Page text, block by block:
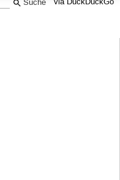
via DuckDuckGo